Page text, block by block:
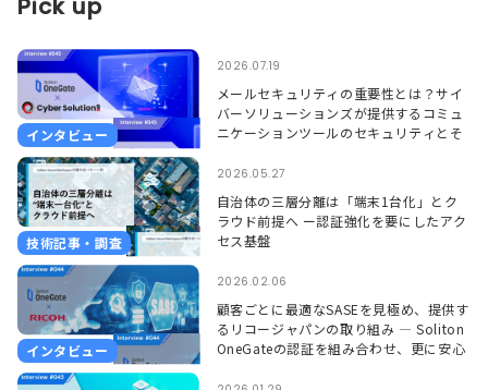
Pick up
インタビュー
2026.07.19
メールセキュリティの重要性とは？サイ
バーソリューションズが提供するコミュ
ニケーションツールのセキュリティとそ
技術記事・調査
2026.05.27
自治体の三層分離は「端末1台化」とク
ラウド前提へ ー認証強化を要にしたアク
セス基盤
インタビュー
2026.02.06
顧客ごとに最適なSASEを見極め、提供す
るリコージャパンの取り組み ― Soliton
OneGateの認証を組み合わせ、更に安心